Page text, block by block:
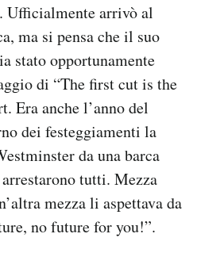
Ufficialmente arrivò al
ma si pensa che il suo
stato opportunamente
di “The first cut is the
Era anche l’anno del
dei festeggiamenti la
da una barca
tutti. Mezza
mezza li aspettava da
no future for you!”.